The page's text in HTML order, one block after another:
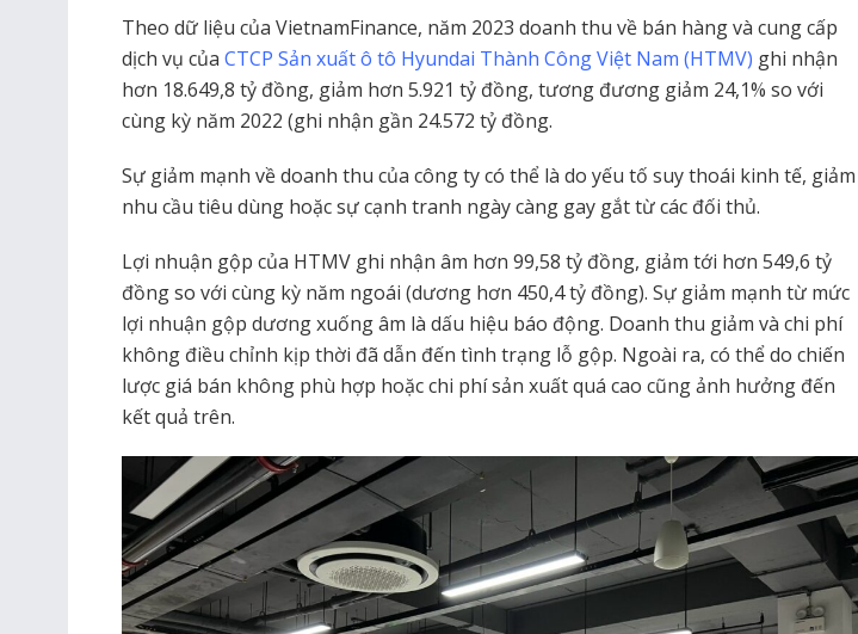
Theo dữ liệu của VietnamFinance, năm 2023 doanh thu về bán hàng và cung cấp
dịch vụ của CTCP Sản xuất ô tô Hyundai Thành Công Việt Nam (HTMV) ghi nhận
hơn 18.649,8 tỷ đồng, giảm hơn 5.921 tỷ đồng, tương đương giảm 24,1% so với
cùng kỳ năm 2022 (ghi nhận gần 24.572 tỷ đồng.
Sự giảm mạnh về doanh thu của công ty có thể là do yếu tố suy thoái kinh tế, giảm
nhu cầu tiêu dùng hoặc sự cạnh tranh ngày càng gay gắt từ các đối thủ.
Lợi nhuận gộp của HTMV ghi nhận âm hơn 99,58 tỷ đồng, giảm tới hơn 549,6 tỷ
đồng so với cùng kỳ năm ngoái (dương hơn 450,4 tỷ đồng). Sự giảm mạnh từ mức
lợi nhuận gộp dương xuống âm là dấu hiệu báo động. Doanh thu giảm và chi phí
không điều chỉnh kịp thời đã dẫn đến tình trạng lỗ gộp. Ngoài ra, có thể do chiến
lược giá bán không phù hợp hoặc chi phí sản xuất quá cao cũng ảnh hưởng đến
kết quả trên.